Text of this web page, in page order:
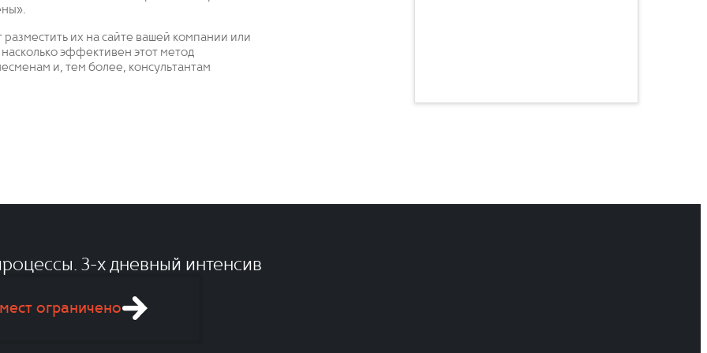
их на сайте вашей компании или
эффективен этот метод
и, тем более, консультантам
3-x дневный интенсив
ограничено